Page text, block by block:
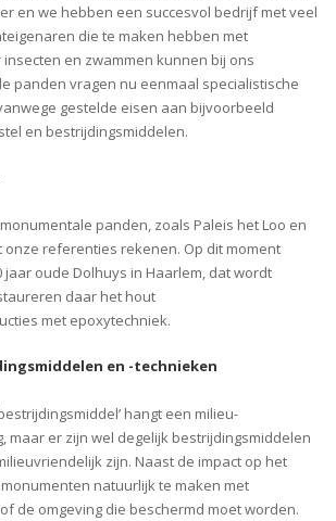
en we hebben een succesvol bedrijf met veel
die te maken hebben met
en zwammen kunnen bij ons
panden vragen nu eenmaal specialistische
gestelde eisen aan bijvoorbeeld
en bestrijdingsmiddelen.
panden, zoals Paleis het Loo en
onze referenties rekenen. Op dit moment
jaar oude Dolhuys in Haarlem, dat wordt
daar het hout
met epoxytechniek.
en -technieken
’ hangt een milieu-
maar er zijn wel degelijk bestrijdingsmiddelen
zijn. Naast de impact op het
natuurlijk te maken met
de omgeving die beschermd moet worden.